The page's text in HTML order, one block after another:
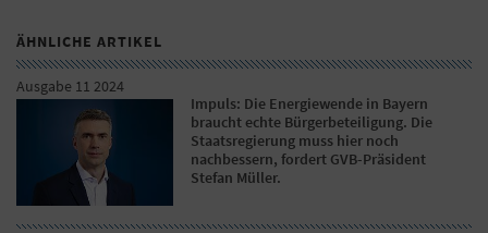
ÄHNLICHE ARTIKEL
Ausgabe 11 2024
Impuls: Die Energiewende in Bayern
braucht echte Bürgerbeteiligung. Die
Staatsregierung muss hier noch
nachbessern, fordert GVB-Präsident
Stefan Müller.